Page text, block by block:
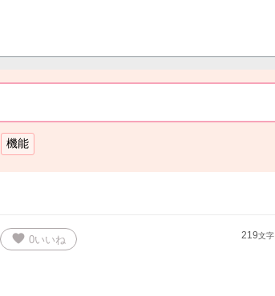
219文字
favorite 0いいね